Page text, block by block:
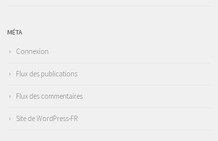
MÉTA
Connexion
Flux des publications
Flux des commentaires
Site de WordPress-FR